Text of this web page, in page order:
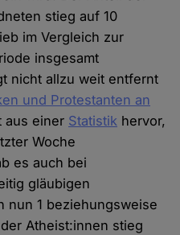
stieg auf 10
im Vergleich zur
insgesamt
nicht allzu weit entfernt
und Protestanten an
aus einer Statistik hervor,
Woche
es auch bei
gläubigen
nun 1 beziehungsweise
Atheist:innen stieg